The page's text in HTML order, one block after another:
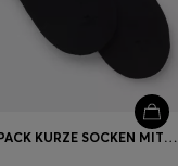
ZWEIERPACK KURZE SOCKEN MIT LOGO-DETAILS